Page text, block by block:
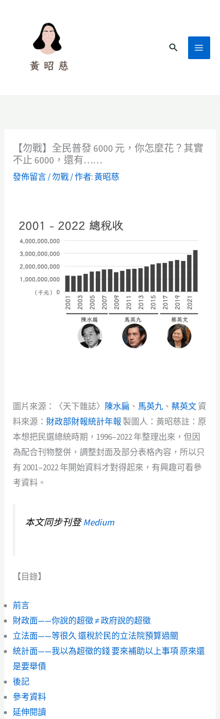
搜
【勿戰】全民普發 6000 元，你怎麼花？其實
不止 6000，還有……
發佈留言/勿戰/ 作者:黃昭慈
圖片來源：〈天下雜誌〉 陳水扁 、 馬英九 、蔡英文資
料來源： 財政部財報統計年報 製圖人：黃昭慈註：原
本想把民選總統時期，1996–2022 年整理出來，但因
為配合刊物整併，調整封面及部分表格內容，所以只
有 2001–2022 年開始資料才對得起來，有興趣可看參
考資料。
本文同步刊登Medium
【目錄】
前言
財政面——你說的超徵 ≠ 政府說的超徵
立法面——等很久 還稅於民的立法院預算過關
統計面——我以為超徵的錢 要來補助以上事項 原來還
是要舉債
後記
參考資料
延伸閱讀